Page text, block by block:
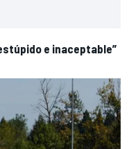
e inaceptable”